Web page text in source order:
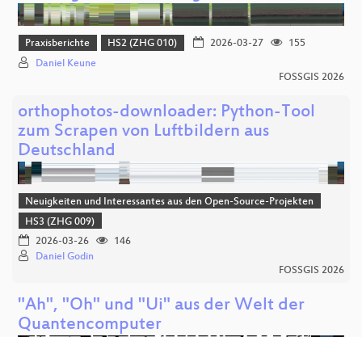
Praxisberichte HS2 (ZHG 010) 2026-03-27
155
Daniel Keune
FOSSGIS 2026
orthophotos-downloader: Python-Tool
zum Scrapen von Luftbildern aus
Deutschland
Neuigkeiten und Interessantes aus den Open-Source-Projekten
HS3 (ZHG 009)
2026-03-26
146
Daniel Godin
FOSSGIS 2026
"Ah", "Oh" und "Ui" aus der Welt der
Quantencomputer